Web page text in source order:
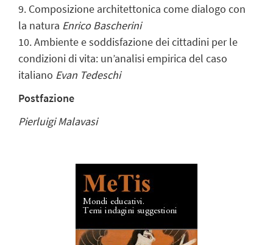
9. Composizione architettonica come dialogo con
la natura Enrico Bascherini
10. Ambiente e soddisfazione dei cittadini per le
condizioni di vita: un’analisi empirica del caso
italiano Evan Tedeschi
Postfazione
Pierluigi Malavasi